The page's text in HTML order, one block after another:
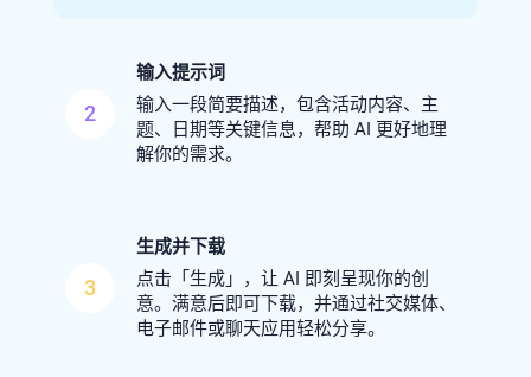
2
输入提示词
输入一段简要描述，包含活动内容、主
题、日期等关键信息，帮助 AI 更好地理
解你的需求。
3
生成并下载
点击「生成」，让 AI 即刻呈现你的创
意。满意后即可下载，并通过社交媒体、
电子邮件或聊天应用轻松分享。